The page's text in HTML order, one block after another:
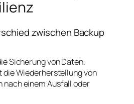
zwischen Backup
Sicherung von Daten.
die Wiederherstellung von
nach einem Ausfall oder